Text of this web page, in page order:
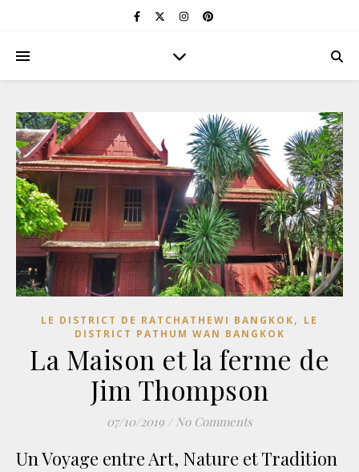
LE DISTRICT DE RATCHATHEWI BANGKOK, LE
DISTRICT PATHUM WAN BANGKOK
La Maison et la ferme de
Jim Thompson
07/10/2019 / No Comments
Un Voyage entre Art, Nature et Tradition